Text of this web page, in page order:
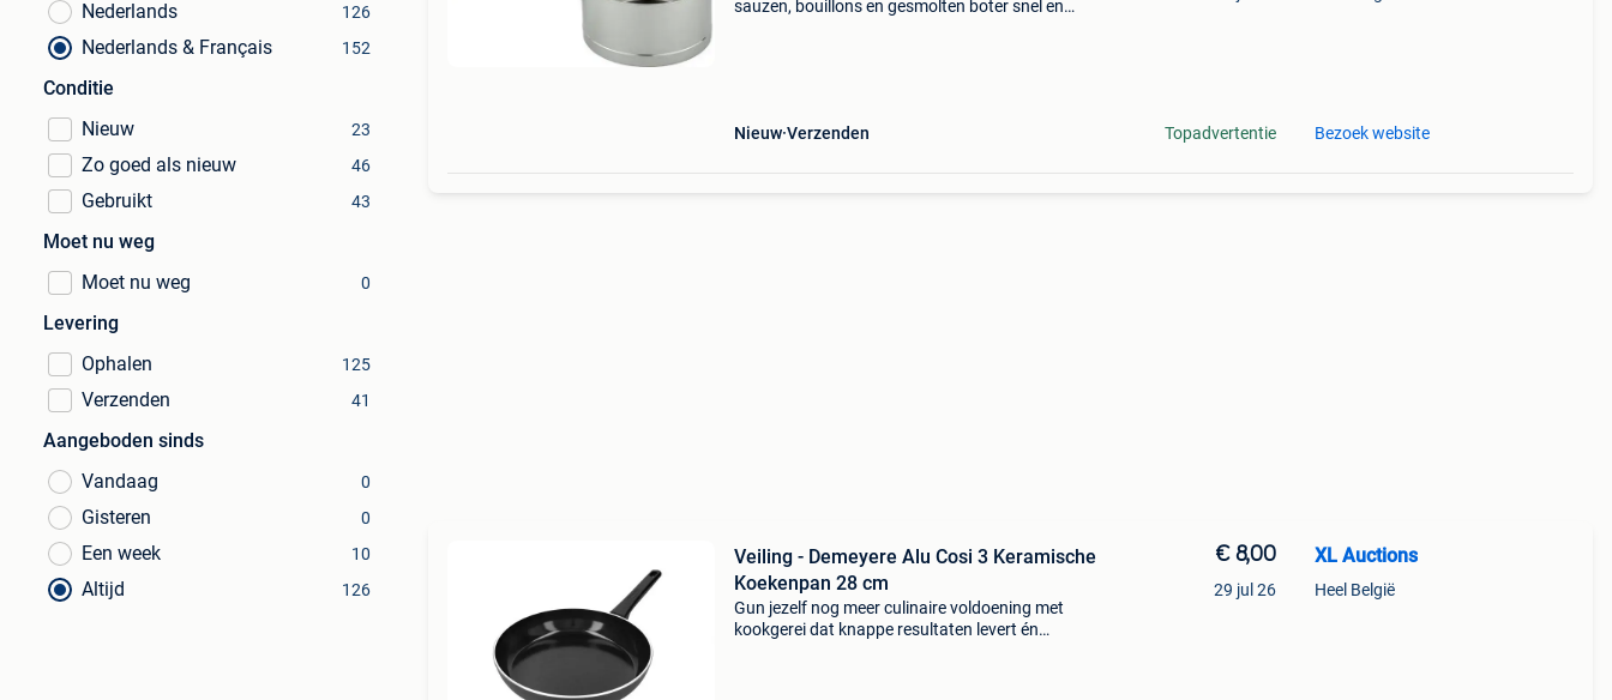
Nederlands 126
Nederlands & Français 152
Conditie
Nieuw
23
Zo goed als nieuw 46
Gebruikt 43
Moet nu weg
Moet nu weg
0
Levering
Ophalen
125
Verzenden 41
Aangeboden sinds
Vandaag
0
Gisteren 0
Een week 10
Altijd 126
sauzen, bouillons en gesmolten boter snel en
Nieuw Verzenden Topadvertentie Bezoek website
Veiling - Demeyere Alu Cosi 3 Keramische
Koekenpan 28 cm
Gun jezelf nog meer culinaire voldoening met
kookgerei dat knappe resultaten levert én
€ 8,00
29 jul 26
XL Auctions
Heel België